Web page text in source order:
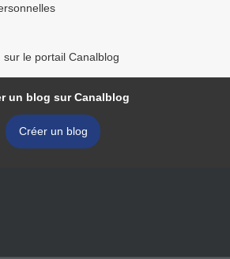
le portail Canalblog
un blog sur Canalblog
Créer un blog